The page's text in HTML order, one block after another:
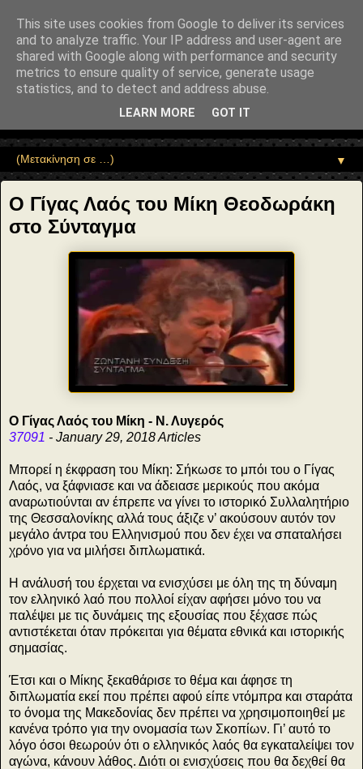
"potentialAction": { "@type": "ReadAction", "target":
"https://www.sophia-ntrekou.gr/2018/02/syntagma-Mikis.html" } }
Αέναη επΑνάσταση
• Επιστήμη • Ψυχολογία • Λογοτεχνία • Τέχνες • Θεολογία •
Φιλοσοφία • Στοχασμοί... για τη μνήμη, τον άνθρωπο και το
▼
Ο Γίγας Λαός του Μίκη Θεοδωράκη
στο Σύνταγμα
Ο Γίγας Λαός του Μίκη - Ν. Λυγερός
37091 - January 29, 2018 Articles
Μπορεί η έκφραση του Μίκη: Σήκωσε το μπόι του ο Γίγας
Λαός, να ξάφνιασε και να άδειασε μερικούς που ακόμα
αναρωτιούνται αν έπρεπε να γίνει το ιστορικό Συλλαλητήριο
της Θεσσαλονίκης αλλά τους άξιζε ν’ ακούσουν αυτόν τον
μεγάλο άντρα του Ελληνισμού που δεν έχει να σπαταλήσει
χρόνο για να μιλήσει διπλωματικά.
Η ανάλυσή του έρχεται να ενισχύσει με όλη της τη δύναμη
τον ελληνικό λαό που πολλοί είχαν αφήσει μόνο του να
παλέψει με τις δυνάμεις της εξουσίας που ξέχασε πώς
αντιστέκεται όταν πρόκειται για θέματα εθνικά και ιστορικής
σημασίας.
Έτσι και ο Μίκης ξεκαθάρισε το θέμα και άφησε τη
διπλωματία εκεί που πρέπει αφού είπε ντόμπρα και σταράτα
το όνομα της Μακεδονίας δεν πρέπει να χρησιμοποιηθεί με
κανένα τρόπο για την ονομασία των Σκοπίων. Γι’ αυτό το
λόγο όσοι θεωρούν ότι ο ελληνικός λαός θα εγκαταλείψει τον
αγώνα, κάνουν λάθος. Διότι οι ενισχύσεις που θα δεχθεί θα
This site uses cookies from Google to deliver its services
and to analyze traffic. Your IP address and user-agent are
shared with Google along with performance and security
metrics to ensure quality of service, generate usage
statistics, and to detect and address abuse.
LEARN MORE GOT IT